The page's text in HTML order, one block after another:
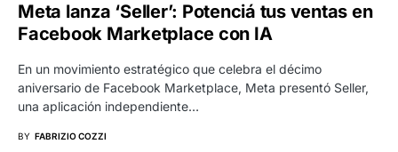
Meta lanza ‘Seller’: Potenciá tus ventas en
Facebook Marketplace con IA
En un movimiento estratégico que celebra el décimo
aniversario de Facebook Marketplace, Meta presentó Seller,
una aplicación independiente…
BY FABRIZIO COZZI